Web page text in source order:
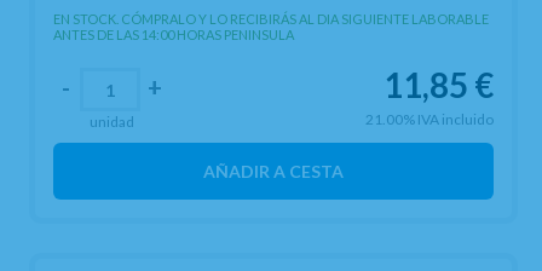
EN STOCK. CÓMPRALO Y LO RECIBIRÁS AL DIA SIGUIENTE LABORABLE
ANTES DE LAS 14:00 HORAS PENINSULA
11,85 €
21.00% IVA incluido
- +
unidad
AÑADIR A CESTA